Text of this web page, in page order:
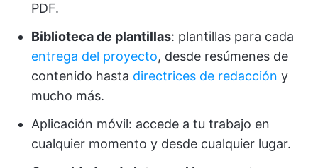
PDF.
Biblioteca de plantillas: plantillas para cada
entrega del proyecto, desde resúmenes de
contenido hasta directrices de redacción y
mucho más.
Aplicación móvil: accede a tu trabajo en
cualquier momento y desde cualquier lugar.